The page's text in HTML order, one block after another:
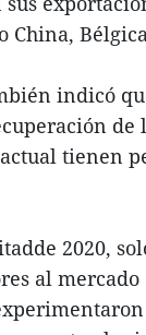
China,
indicó
de
tienen
2020,
al mercado